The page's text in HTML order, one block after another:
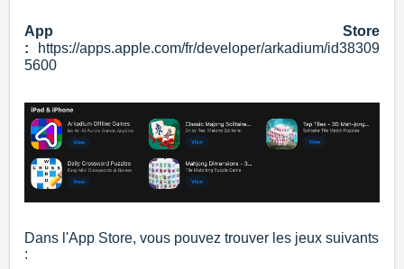
App Store
:
https://apps.apple.com/fr/developer/arkadium/id38309
5600
Dans l'App Store, vous pouvez trouver les jeux suivants
: